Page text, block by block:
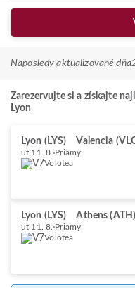
Naposledy aktualizované dňa
Zarezervujte si a získajte
Lyon
Lyon (LYS) Valencia
ut 11. 8. Priamy
Volotea
Lyon (LYS) Athens (ATH)
ut 11. 8. Priamy
Volotea